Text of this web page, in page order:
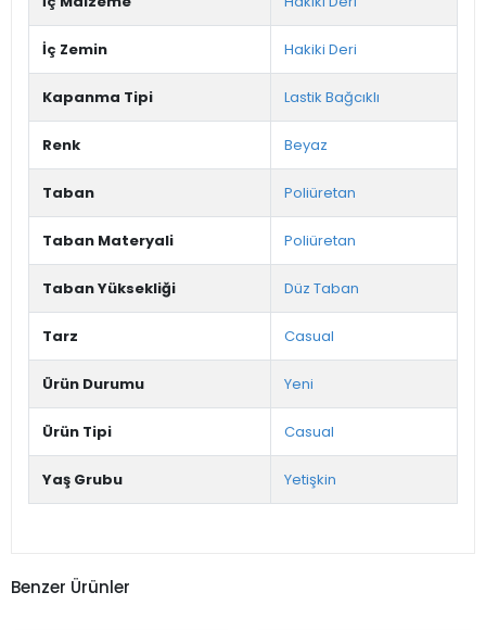
İç Zemin Hakiki Deri
Kapanma Tipi Lastik Bağcıklı
Renk Beyaz
Taban Poliüretan
Taban Materyali Poliüretan
Taban Yüksekliği Düz Taban
Tarz Casual
Ürün Durumu Yeni
Ürün Tipi Casual
Yaş Grubu Yetişkin
Benzer Ürünler